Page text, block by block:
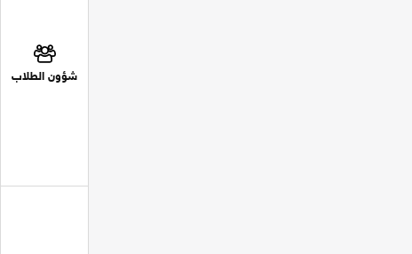
شؤون الطلاب